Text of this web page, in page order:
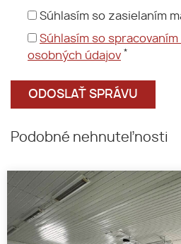
Súhlasím so zasielaním
Súhlasím so spracovaním
osobných údajov *
Podobné nehnuteľnosti